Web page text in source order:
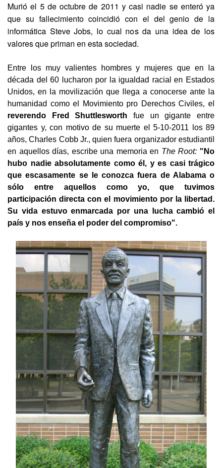
Murió el 5 de octubre de 2011 y casi nadie se enteró ya
que su fallecimiento coincidió con el del genio de la
informática Steve Jobs, lo cual nos da una idea de los
valores que priman en esta sociedad.
Entre los muy valientes hombres y mujeres que en la
década del 60 lucharon por la igualdad racial en Estados
Unidos, en la movilización que llega a conocerse ante la
humanidad como el Movimiento pro Derechos Civiles, el
reverendo Fred Shuttlesworth fue un gigante entre
gigantes y, con motivo de su muerte el 5-10-2011 los 89
años, Charles Cobb Jr., quien fuera organizador estudiantil
en aquellos días, escribe una memoria en The Root: "No
hubo nadie absolutamente como él, y es casi trágico
que escasamente se le conozca fuera de Alabama o
sólo entre aquellos como yo, que tuvimos
participación directa con el movimiento por la libertad.
Su vida estuvo enmarcada por una lucha cambió el
país y nos enseña el poder del compromiso".